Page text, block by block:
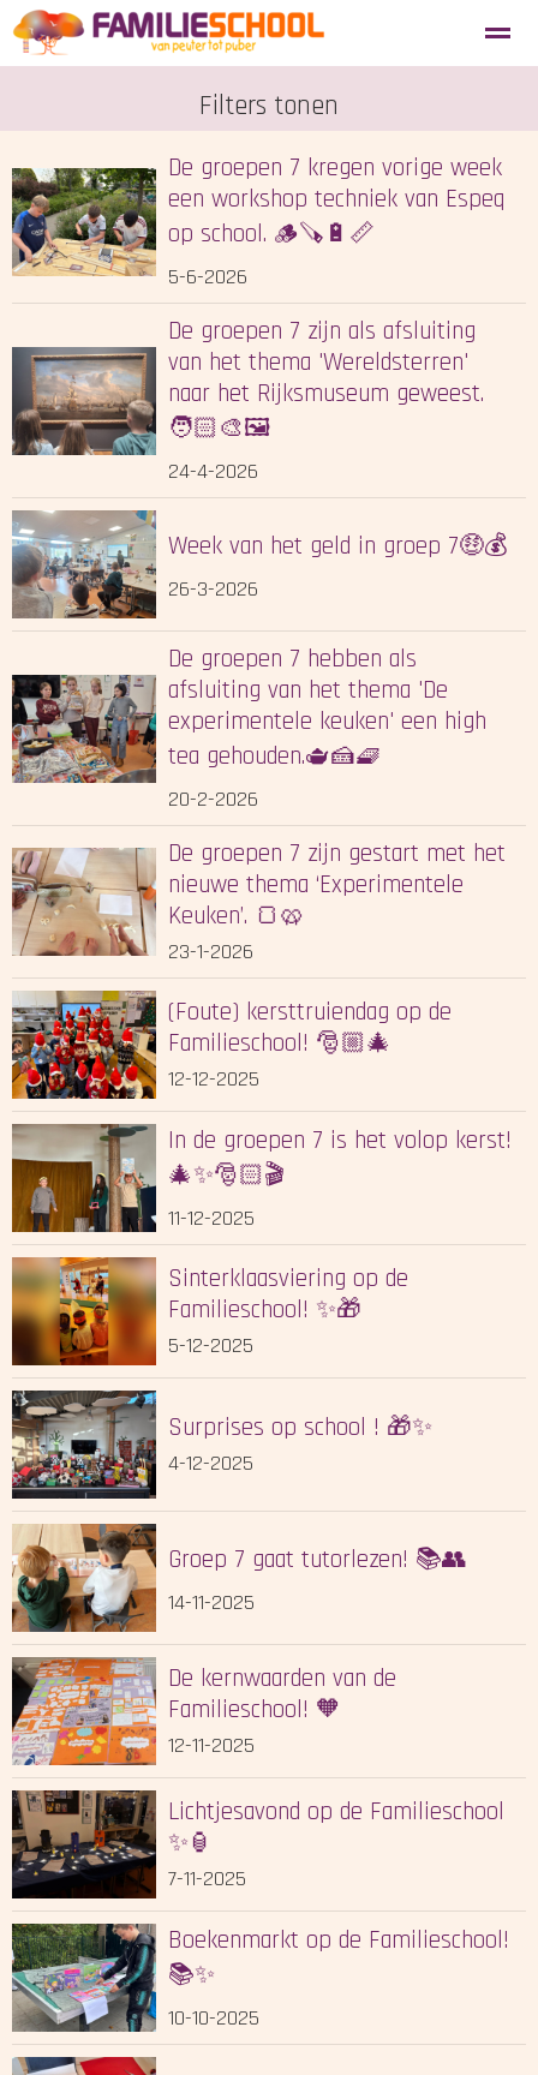
Aanmelden nieuwe leerlingen Blosse
Home Agenda Locatie Zoeken
Filters tonen
De groepen 7 kregen vorige week
een workshop techniek van Espeq
op school. 🪵🪚🔋📏
5-6-2026
De groepen 7 zijn als afsluiting
van het thema 'Wereldsterren'
naar het Rijksmuseum geweest.
🧑🏻‍🎨🖼️
24-4-2026
Week van het geld in groep 7🤑💰
26-3-2026
De groepen 7 hebben als
afsluiting van het thema 'De
experimentele keuken' een high
tea gehouden.🫖🍰🧇
20-2-2026
De groepen 7 zijn gestart met het
nieuwe thema ‘Experimentele
Keuken’. 🍞🥨
23-1-2026
(Foute) kersttruiendag op de
Familieschool! 🎅🏼🎄
12-12-2025
In de groepen 7 is het volop kerst!
🎄✨🎅🏻🎬
11-12-2025
Sinterklaasviering op de
Familieschool! ✨🎁
5-12-2025
Surprises op school ! 🎁✨
4-12-2025
Groep 7 gaat tutorlezen! 📚👥
14-11-2025
De kernwaarden van de
Familieschool! 🧡
12-11-2025
Lichtjesavond op de Familieschool
✨🏮
7-11-2025
Boekenmarkt op de Familieschool!
📚✨
10-10-2025